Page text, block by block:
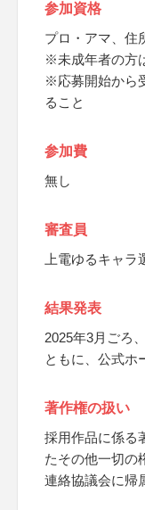
参加資格
プロ・アマ、住
※未成年者の方
※応募開始から
ること
参加費
無し
審査員
上電ゆるキャラ
結果発表
2025年3月ごろ
ともに、公式ホ
著作権の扱い
採用作品に係る
たその他一切の
連絡協議会に帰